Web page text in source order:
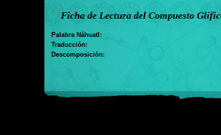
Ficha de Lectura del Compuesto
Palabra Náhuatl:
Traducción:
Descomposición: